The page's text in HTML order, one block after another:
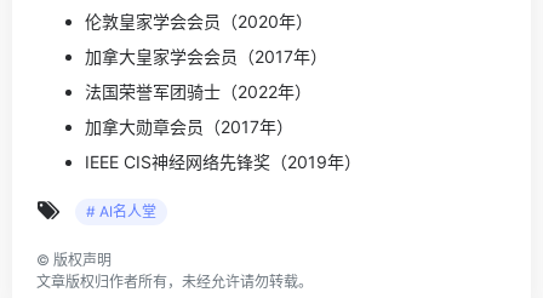
伦敦皇家学会会员（2020年）
加拿大皇家学会会员（2017年）
法国荣誉军团骑士（2022年）
加拿大勋章会员（2017年）
IEEE CIS神经网络先锋奖（2019年）
# AI名人堂
© 版权声明
文章版权归作者所有，未经允许请勿转载。